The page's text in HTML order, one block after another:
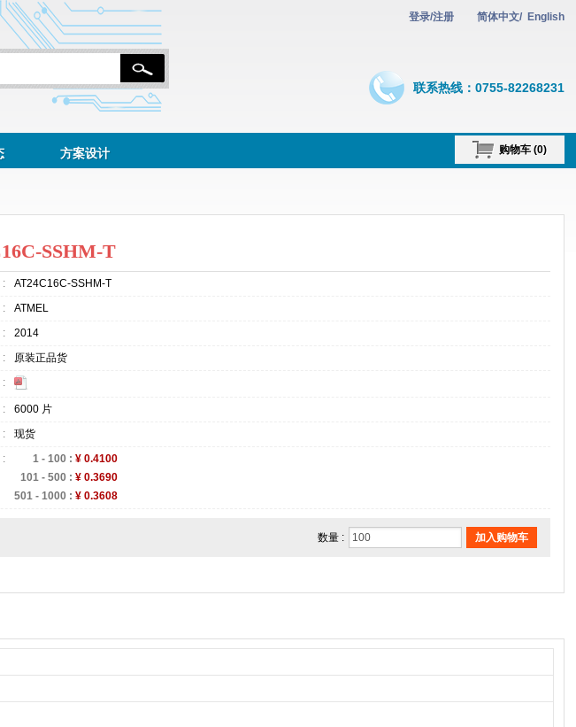
登录/注册 简体中文/ English
联系热线：0755-82268231
方案设计 购物车 (0)
SSHM-T
:
AT24C16C-SSHM-T
:
ATMEL
:
2014
:
原装正品货
:
:
6000 片
:
现货
:
1 - 100 :¥ 0.4100
101 - 500 :¥ 0.3690
501 - 1000 :¥ 0.3608
数量 : 加入购物车